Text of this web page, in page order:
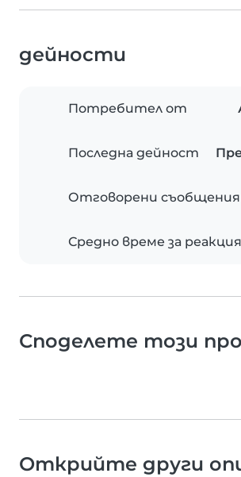
дейности
Потребител от
Последна дейност
Отговорени съобщения
Средно време за реакция
Споделете този
Открийте други